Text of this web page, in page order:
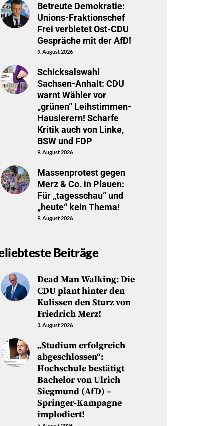
Betreute Demokratie:
Unions-Fraktionschef
Frei verbietet Ost-CDU
Gespräche mit der AfD!
9. August 2026
Schicksalswahl
Sachsen-Anhalt: CDU
warnt Wähler vor
„grünen“ Leihstimmen-
Hausierern! Scharfe
Kritik auch von Linke,
BSW und FDP
9. August 2026
Massenprotest gegen
Merz & Co. in Plauen:
Für „tagesschau“ und
„heute“ kein Thema!
9. August 2026
Beiträge
Dead Man Walking: Die
CDU plant hinter den
Kulissen den Sturz von
Friedrich Merz!
3. August 2026
„Studium erfolgreich
abgeschlossen“:
Hochschule bestätigt
Bachelor von Ulrich
Siegmund (AfD) –
Springer-Kampagne
implodiert!